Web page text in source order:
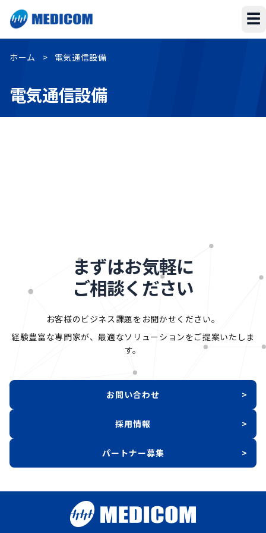
☰
ホーム > 電気通信設備
電気通信設備
まずはお気軽に
ご相談ください
お客様のビジネス課題をお聞かせください。
経験豊富な専門家が、最適なソリューションをご提案いたしま
す。
お問い合わせ >
採用情報 >
パートナー募集 >